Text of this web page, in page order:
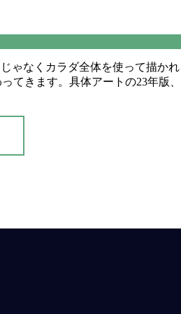
ゃなくカラダ全体を使って描か
てきます。具体アートの23年版